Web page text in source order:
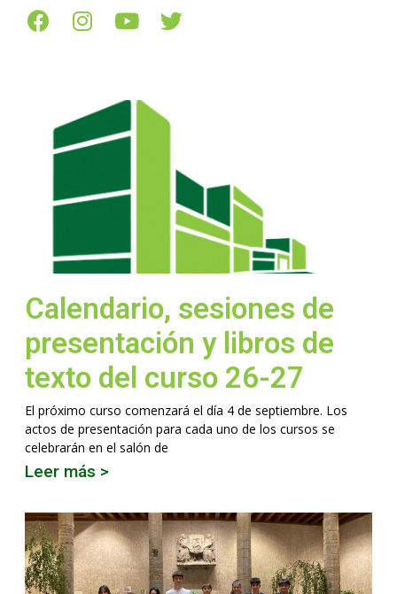
Calendario, sesiones de
presentación y libros de
texto del curso 26-27
El próximo curso comenzará el día 4 de septiembre. Los
actos de presentación para cada uno de los cursos se
celebrarán en el salón de
Leer más >